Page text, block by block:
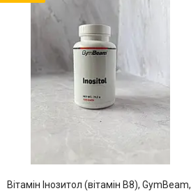
Вітамін Інозитол (вітамін B8), GymBeam,